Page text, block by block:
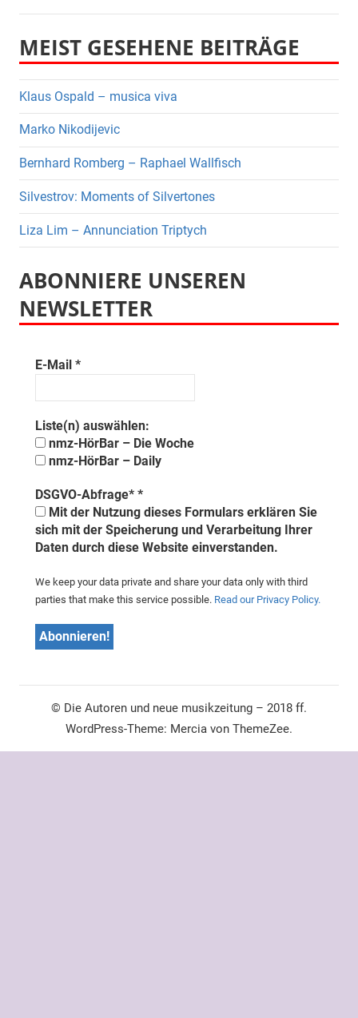
MEIST GESEHENE BEITRÄGE
Klaus Ospald – musica viva
Marko Nikodijevic
Bernhard Romberg – Raphael Wallfisch
Silvestrov: Moments of Silvertones
Liza Lim – Annunciation Triptych
ABONNIERE UNSEREN
NEWSLETTER
E-Mail *
Liste(n) auswählen:
nmz-HörBar – Die Woche
nmz-HörBar – Daily
DSGVO-Abfrage* *
Mit der Nutzung dieses Formulars erklären Sie
sich mit der Speicherung und Verarbeitung Ihrer
Daten durch diese Website einverstanden.
We keep your data private and share your data only with third
parties that make this service possible. Read our Privacy Policy.
© Die Autoren und neue musikzeitung – 2018 ff.
WordPress-Theme: Mercia von ThemeZee.